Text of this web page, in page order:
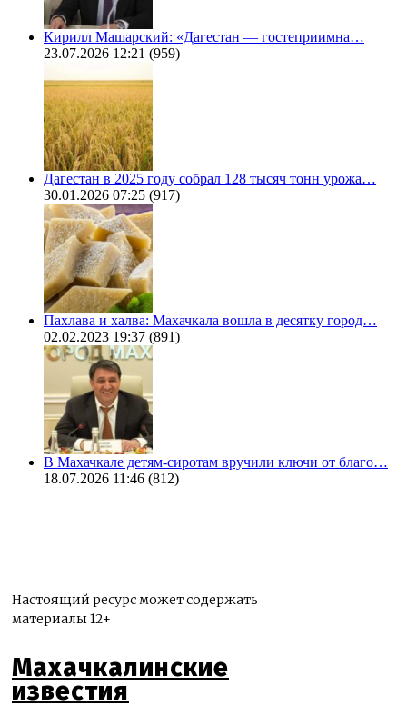
Кирилл Машарский: «Дагестан — гостеприимна…
23.07.2026 12:21 (959)
Дагестан в 2025 году собрал 128 тысяч тонн урожа…
30.01.2026 07:25 (917)
Пахлава и халва: Махачкала вошла в десятку город…
02.02.2023 19:37 (891)
В Махачкале детям-сиротам вручили ключи от благо…
18.07.2026 11:46 (812)
Настоящий ресурс может содержать
материалы 12+
Махачкалинские
известия